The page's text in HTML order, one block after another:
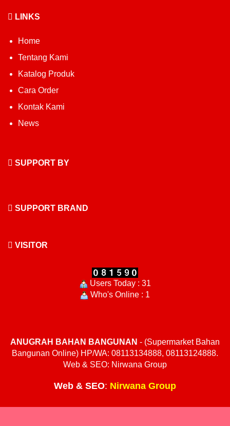
LINKS
Home
Tentang Kami
Katalog Produk
Cara Order
Kontak Kami
News
SUPPORT BY
SUPPORT BRAND
VISITOR
Users Today : 31
Who's Online : 1
ANUGRAH BAHAN BANGUNAN - (Supermarket Bahan
Bangunan Online) HP/WA: 08113134888, 08113124888.
Web & SEO: Nirwana Group
Web & SEO: Nirwana Group